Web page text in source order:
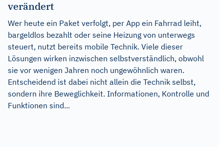
verändert
Wer heute ein Paket verfolgt, per App ein Fahrrad leiht,
bargeldlos bezahlt oder seine Heizung von unterwegs
steuert, nutzt bereits mobile Technik. Viele dieser
Lösungen wirken inzwischen selbstverständlich, obwohl
sie vor wenigen Jahren noch ungewöhnlich waren.
Entscheidend ist dabei nicht allein die Technik selbst,
sondern ihre Beweglichkeit. Informationen, Kontrolle und
Funktionen sind...